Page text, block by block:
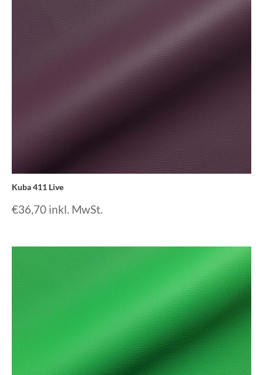
Kuba 411 Live
€36,70 inkl. MwSt.